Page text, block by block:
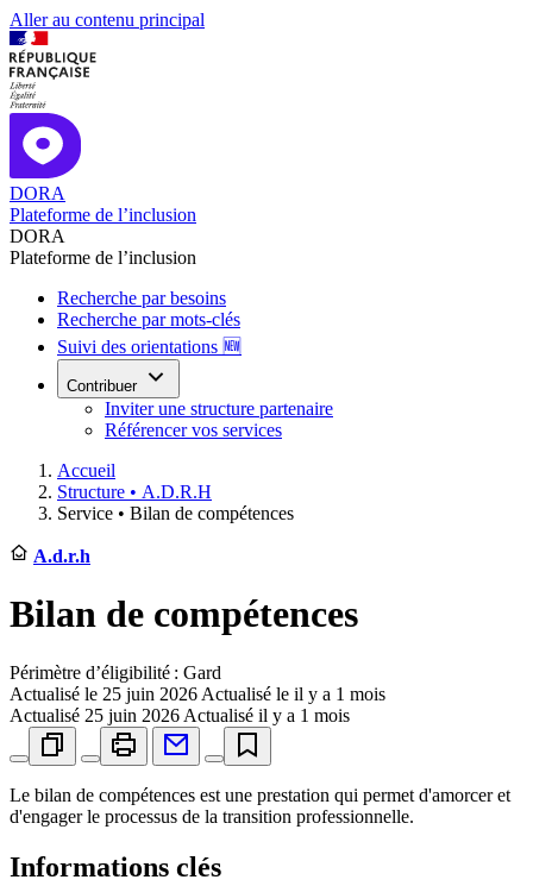
Aller au contenu principal
DORA
Plateforme de l’inclusion
DORA
Plateforme de l’inclusion
Recherche par besoins
Recherche par mots-clés
Suivi des orientations 🆕
Contribuer
Inviter une structure partenaire
Référencer vos services
Accueil
Structure • A.D.R.H
Service • Bilan de compétences
A.d.r.h
Bilan de compétences
Périmètre d’éligibilité : Gard
Actualisé le 25 juin 2026 Actualisé le il y a 1 mois
Actualisé 25 juin 2026 Actualisé il y a 1 mois
Le bilan de compétences est une prestation qui permet d'amorcer et
d'engager le processus de la transition professionnelle.
Informations clés